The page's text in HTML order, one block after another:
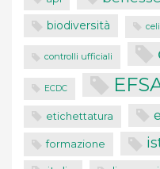
biodiversità
controlli ufficiali
ECDC
etichettatura
formazione